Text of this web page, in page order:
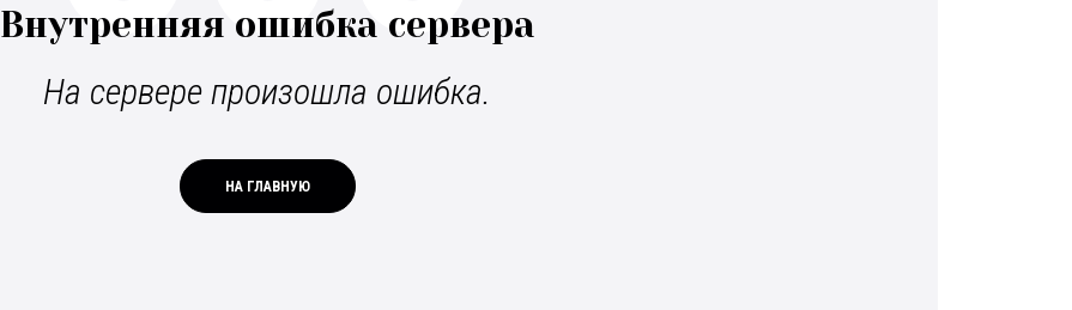
Внутренняя ошибка сервера
На сервере произошла ошибка.
НА ГЛАВНУЮ